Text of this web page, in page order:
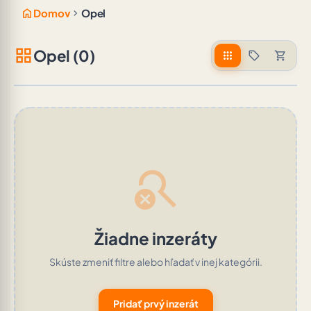
home Domov chevron_right Opel
grid_viewOpel (0) apps sell shopping_cart
search_off
Žiadne inzeráty
Skúste zmeniť filtre alebo hľadať v inej kategórii.
Pridať prvý inzerát